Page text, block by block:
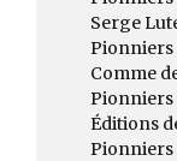
Serge
Pionniers
Comme
Pionniers
Éditions
Pionniers